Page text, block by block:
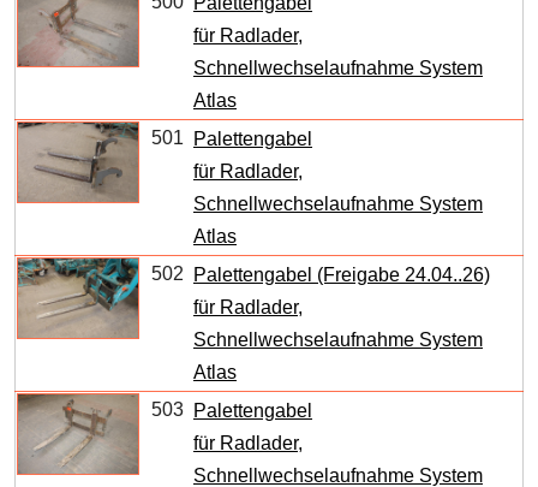
für Radlader,
Schnellwechselaufnahme System
Atlas
501
Palettengabel
für Radlader,
Schnellwechselaufnahme System
Atlas
502
Palettengabel (Freigabe 24.04..26)
für Radlader,
Schnellwechselaufnahme System
Atlas
503 Palettengabel
für Radlader,
Schnellwechselaufnahme System